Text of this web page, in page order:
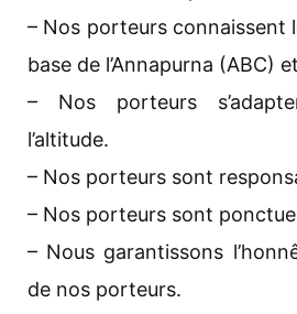
– Nos porteurs connaissent
base de l’Annapurna (ABC)
– Nos porteurs
l’altitude.
– Nos porteurs sont
– Nos porteurs sont
– Nous garantissons
de nos porteurs.